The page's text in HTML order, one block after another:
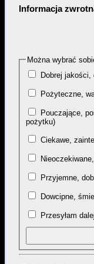
Informacja
Można wybrać
Dobrej jakości,
Pożyteczne,
Pouczające,
pożytku)
Ciekawe,
Przyjemne,
Dowcipne,
Przesyłam